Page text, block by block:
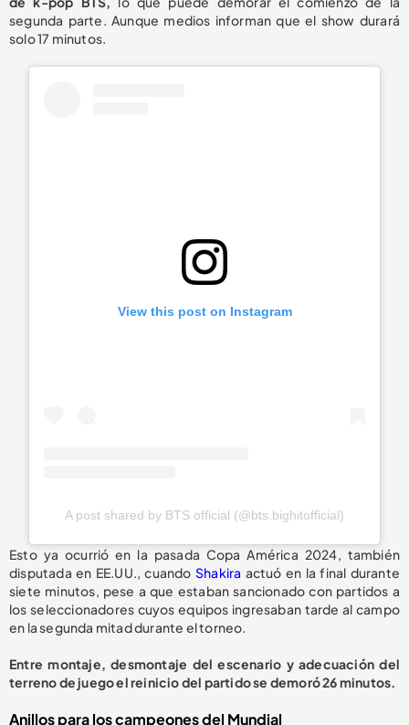
segunda parte. Aunque medios informan que el show durará
solo 17 minutos.
View this post on Instagram
A post shared by BTS official (@bts.bighitofficial)
Esto ya ocurrió en la pasada Copa América 2024, también
disputada en EE.UU., cuando Shakira actuó en la final durante
siete minutos, pese a que estaban sancionado con partidos a
los seleccionadores cuyos equipos ingresaban tarde al campo
en la segunda mitad durante el torneo.
Entre montaje, desmontaje del escenario y adecuación del
terreno de juego el reinicio del partido se demoró 26 minutos.
Anillos para los campeones del Mundial